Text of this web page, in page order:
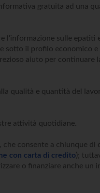
gratuita ad una
l'informazione sulle epatiti
sotto il profilo economico e
aiuto per continuare
qualità e quantità del
attività quotidiane.
che consente a chiunque di
con carta di credito);
o finanziare anche un